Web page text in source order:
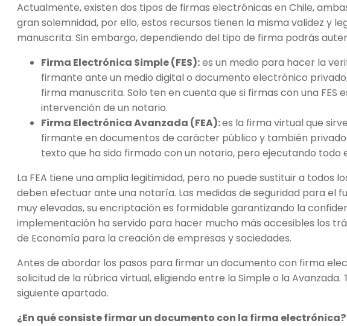
Actualmente, existen dos tipos de firmas electrónicas en Chile,
gran solemnidad, por ello, estos recursos tienen la misma validez y
manuscrita. Sin embargo, dependiendo del tipo de firma podrás
Firma Electrónica Simple (FES):es un medio para hacer la
firmante ante un medio digital o documento electrónico
firma manuscrita. Solo ten en cuenta que si firmas con una FES
intervención de un notario.
Firma Electrónica Avanzada (FEA):es la firma virtual que
firmante en documentos de carácter público y también
texto que ha sido firmado con un notario, pero ejecutando todo
La FEA tiene una amplia legitimidad, pero no puede sustituir a todos
deben efectuar ante una notaría. Las medidas de seguridad para el
muy elevadas, su encriptación es formidable garantizando la
implementación ha servido para hacer mucho más accesibles los
de Economía para la creación de empresas y sociedades.
Antes de abordar los pasos para firmar un documento con firma
solicitud de la rúbrica virtual, eligiendo entre la Simple o la
siguiente apartado.
¿En qué consiste firmar un documento con la firma electrónica?